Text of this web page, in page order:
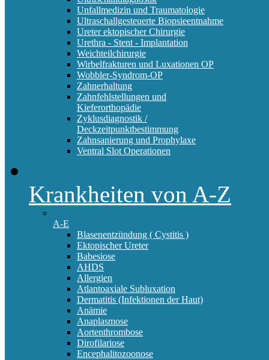
Unfallmedizin und Traumatologie
Ultraschallgesteuerte Biopsieentnahme
Ureter ektopischer Chirurgie
Urethra - Stent - Implantation
Weichteilchirurgie
Wirbelfrakturen und Luxationen OP
Wobbler-Syndrom-OP
Zahnerhaltung
Zahnfehlstellungen und
Kieferorthopädie
Zyklusdiagnostik /
Deckzeitpunktbestimmung
Zahnsanierung und Prophylaxe
Ventral Slot Operationen
Krankheiten von A-Z
A-E
Blasenentzündung ( Cystitis )
Ektopischer Ureter
Babesiose
AHDS
Allergien
Atlantoaxiale Subluxation
Dermatitis (Infektionen der Haut)
Anämie
Anaplasmose
Aortenthrombose
Dirofilariose
Encephalitozoonose